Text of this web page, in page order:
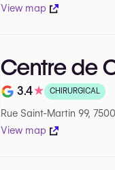
View map
Centre de
Note de 3.4 sur 5 sur
3.4★ CHIRURGICAL
Rue Saint-Martin 99,
View map